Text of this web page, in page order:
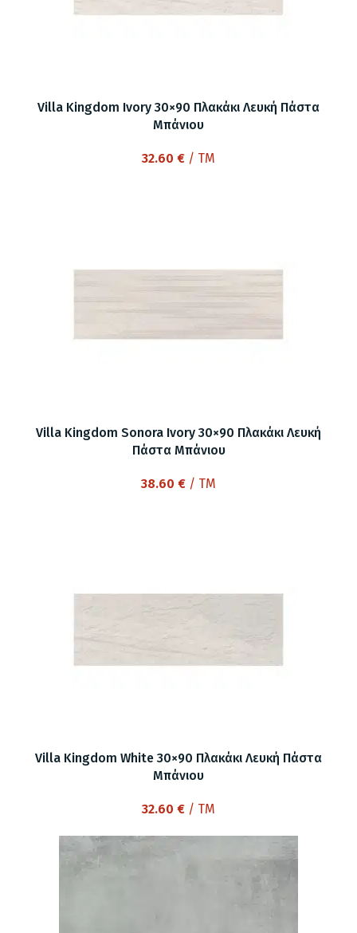
Villa Kingdom Ivory 30×90 Πλακάκι Λευκή Πάστα
Μπάνιου
32.60 € / TM
Villa Kingdom Sonora Ivory 30×90 Πλακάκι Λευκή
Πάστα Μπάνιου
38.60 € / TM
Villa Kingdom White 30×90 Πλακάκι Λευκή Πάστα
Μπάνιου
32.60 € / TM